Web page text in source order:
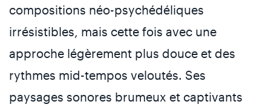
compositions néo-psychédéliques
irrésistibles, mais cette fois avec une
approche légèrement plus douce et des
rythmes mid-tempos veloutés. Ses
paysages sonores brumeux et captivants